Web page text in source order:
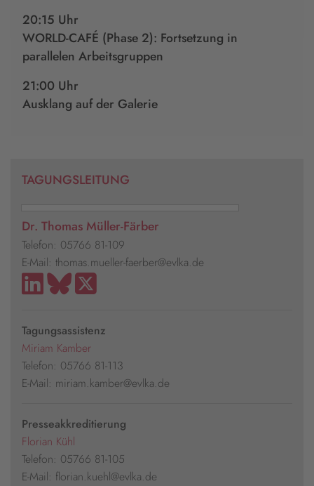
20:15 Uhr
WORLD-CAFÉ (Phase 2): Fortsetzung in
parallelen Arbeitsgruppen
21:00 Uhr
Ausklang auf der Galerie
TAGUNGSLEITUNG
Dr. Thomas Müller-Färber
Telefon: 05766 81-109
E-Mail: thomas.mueller-faerber@evlka.de
Tagungsassistenz
Miriam Kamber
Telefon: 05766 81-113
E-Mail: miriam.kamber@evlka.de
Presseakkreditierung
Florian Kühl
Telefon: 05766 81-105
E-Mail: florian.kuehl@evlka.de